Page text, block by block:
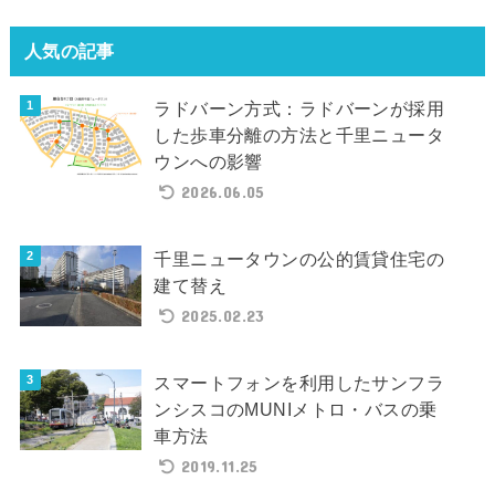
人気の記事
ラドバーン方式：ラドバーンが採用
した歩車分離の方法と千里ニュータ
ウンへの影響
2026.06.05
千里ニュータウンの公的賃貸住宅の
建て替え
2025.02.23
スマートフォンを利用したサンフラ
ンシスコのMUNIメトロ・バスの乗
車方法
2019.11.25